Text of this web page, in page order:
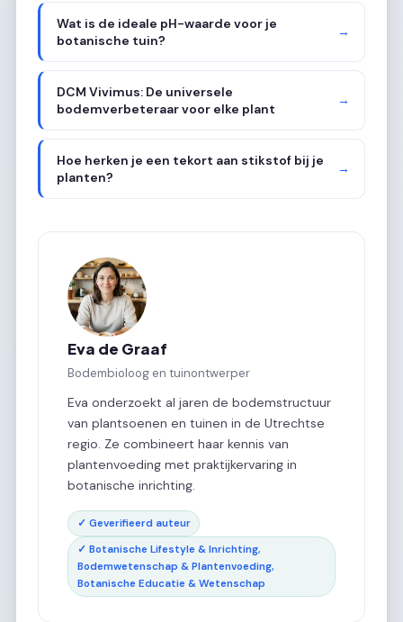
Wat is de ideale pH-waarde voor je
botanische tuin?
→
DCM Vivimus: De universele
bodemverbeteraar voor elke plant
→
Hoe herken je een tekort aan stikstof bij je
planten?
→
Eva de Graaf
Bodembioloog en tuinontwerper
Eva onderzoekt al jaren de bodemstructuur
van plantsoenen en tuinen in de Utrechtse
regio. Ze combineert haar kennis van
plantenvoeding met praktijkervaring in
botanische inrichting.
✓ Geverifieerd auteur
✓ Botanische Lifestyle & Inrichting,
Bodemwetenschap & Plantenvoeding,
Botanische Educatie & Wetenschap